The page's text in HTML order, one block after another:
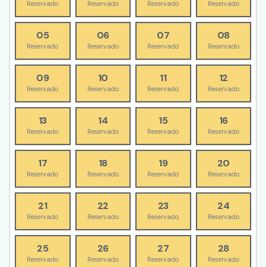
Reservado Reservado Reservado Reservado
05
Reservado
06
Reservado
07
Reservado
08
Reservado
09
Reservado
10
Reservado
11
Reservado
12
Reservado
13
Reservado
14
Reservado
15
Reservado
16
Reservado
17
Reservado
18
Reservado
19
Reservado
20
Reservado
21
Reservado
22
Reservado
23
Reservado
24
Reservado
25
Reservado
26
Reservado
27
Reservado
28
Reservado